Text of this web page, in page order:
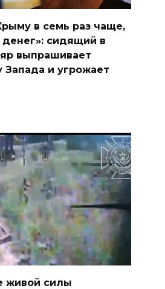
в семь раз чаще,
сидящий в
выпрашивает
и угрожает
живой силы